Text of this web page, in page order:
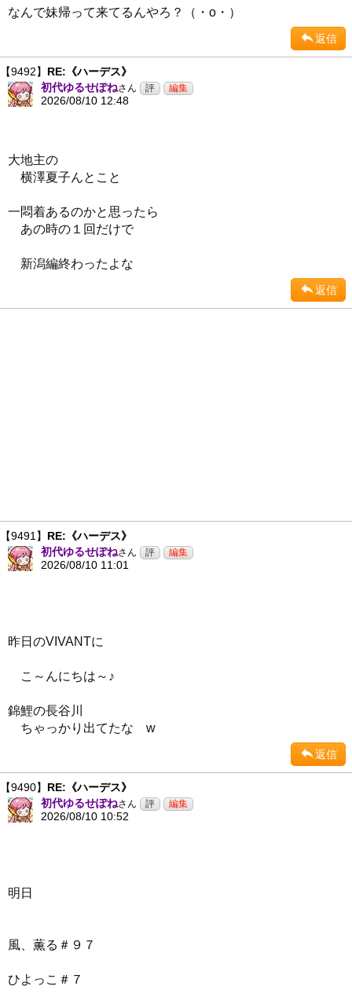
なんで妹帰って来てるんやろ？（・ο・）
返信
【9492】 RE:《ハーデス》
初代ゆるせぽねさん
2026/08/10 12:48
大地主の
横澤夏子んとこと
一悶着あるのかと思ったら
あの時の１回だけで
新潟編終わったよな
返信
【9491】 RE:《ハーデス》
初代ゆるせぽねさん
2026/08/10 11:01
昨日のVIVANTに
こ～んにちは～♪
錦鯉の長谷川
ちゃっかり出てたな w
返信
【9490】 RE:《ハーデス》
初代ゆるせぽねさん
2026/08/10 10:52
明日
風、薫る＃９７
ひよっこ＃７